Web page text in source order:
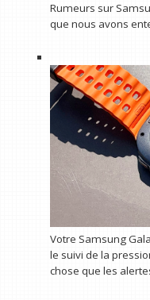
Rumeurs sur
que nous avons
Votre Samsung
le suivi de la
chose que les